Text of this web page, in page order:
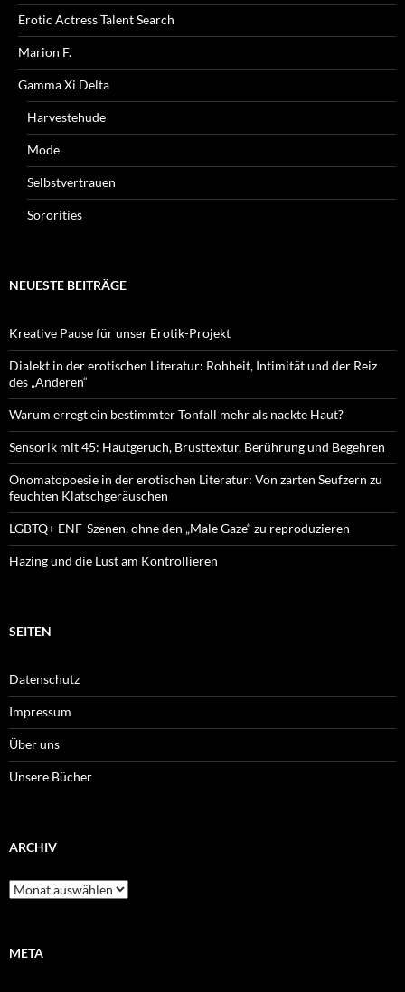
Erotic Actress Talent Search
Marion F.
Gamma Xi Delta
Harvestehude
Mode
Selbstvertrauen
Sororities
NEUESTE BEITRÄGE
Kreative Pause für unser Erotik-Projekt
Dialekt in der erotischen Literatur: Rohheit, Intimität und der Reiz
des „Anderen“
Warum erregt ein bestimmter Tonfall mehr als nackte Haut?
Sensorik mit 45: Hautgeruch, Brusttextur, Berührung und Begehren
Onomatopoesie in der erotischen Literatur: Von zarten Seufzern zu
feuchten Klatschgeräuschen
LGBTQ+ ENF-Szenen, ohne den „Male Gaze“ zu reproduzieren
Hazing und die Lust am Kontrollieren
SEITEN
Datenschutz
Impressum
Über uns
Unsere Bücher
ARCHIV
Archiv
META